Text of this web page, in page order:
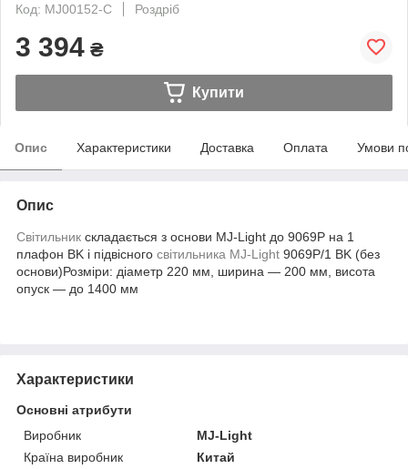
Код: MJ00152-C
Роздріб
3 394 ₴
Купити
Опис Характеристики Доставка Оплата Умови
Опис
Світильник складається з основи MJ-Light до 9069P на 1
плафон BK і підвісного світильника MJ-Light 9069P/1 BK (без
основи)Розміри: діаметр 220 мм, ширина — 200 мм, висота
опуск — до 1400 мм
Характеристики
Основні атрибути
Виробник
MJ-Light
Країна виробник
Китай